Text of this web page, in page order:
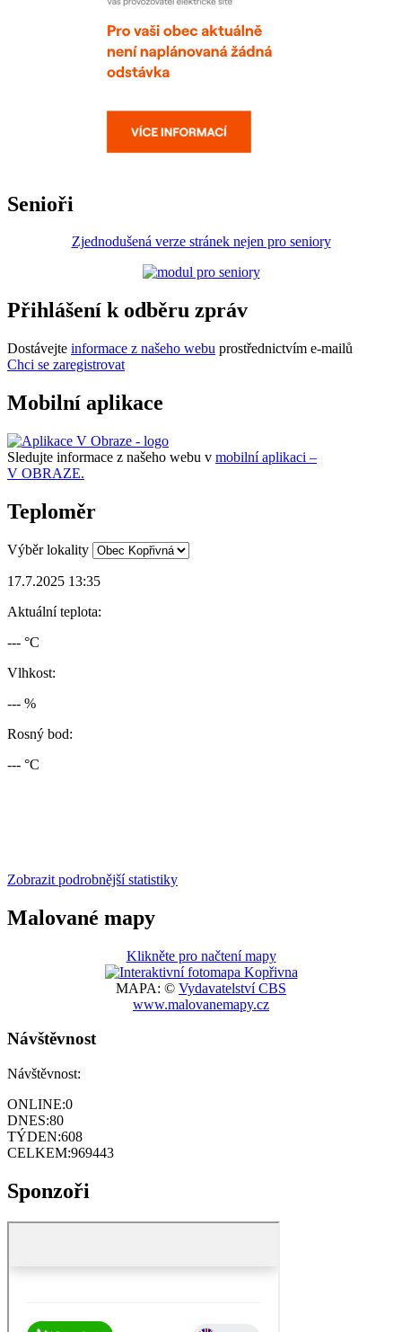
Senioři
Zjednodušená verze stránek nejen pro seniory
Přihlášení k odběru zpráv
Dostávejte informace z našeho webu prostřednictvím e-mailů
Chci se zaregistrovat
Mobilní aplikace
Sledujte informace z našeho webu v mobilní aplikaci –
V OBRAZE.
Teploměr
Výběr lokality
17.7.2025 13:35
Aktuální teplota:
--- °C
Vlhkost:
--- %
Rosný bod:
--- °C
Zobrazit podrobnější statistiky
Malované mapy
Klikněte pro načtení mapy
MAPA: © Vydavatelství CBS
www.malovanemapy.cz
Návštěvnost
Návštěvnost:
ONLINE:0
DNES:80
TÝDEN:608
CELKEM:969443
Sponzoři